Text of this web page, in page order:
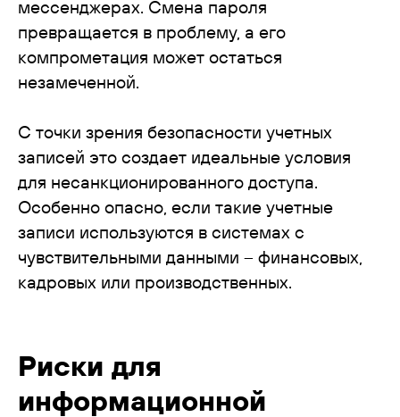
мессенджерах. Смена пароля
превращается в проблему, а его
компрометация может остаться
незамеченной.
С точки зрения безопасности учетных
записей это создает идеальные условия
для несанкционированного доступа.
Особенно опасно, если такие учетные
записи используются в системах с
чувствительными данными – финансовых,
кадровых или производственных.
Риски для
информационной